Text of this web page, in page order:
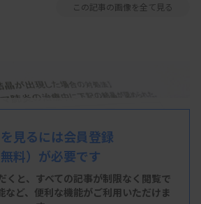
この記事の画像を全て見る
見るには会員登録
無料）が必要です
くと、すべての記事が制限なく閲覧で
など、便利な機能がご利用いただけま